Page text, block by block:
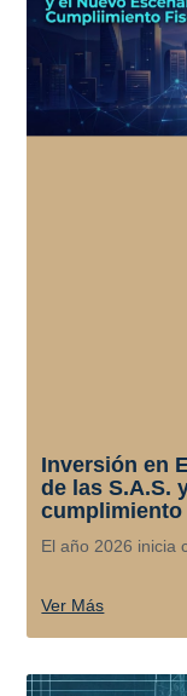
Inversión en
de las S.A.S.
cumplimiento
El año 2026 inicia
Ver Más